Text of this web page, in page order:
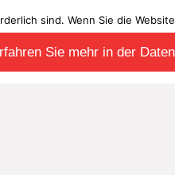
sind. Wenn Sie die
Sie mehr in der